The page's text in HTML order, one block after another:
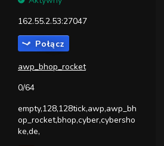
162.55.2.53:27047
Połącz
awp_bhop_rocket
0/64
empty,128,128tick,awp,awp_bh
op_rocket,bhop,cyber,cybersho
ke,de,